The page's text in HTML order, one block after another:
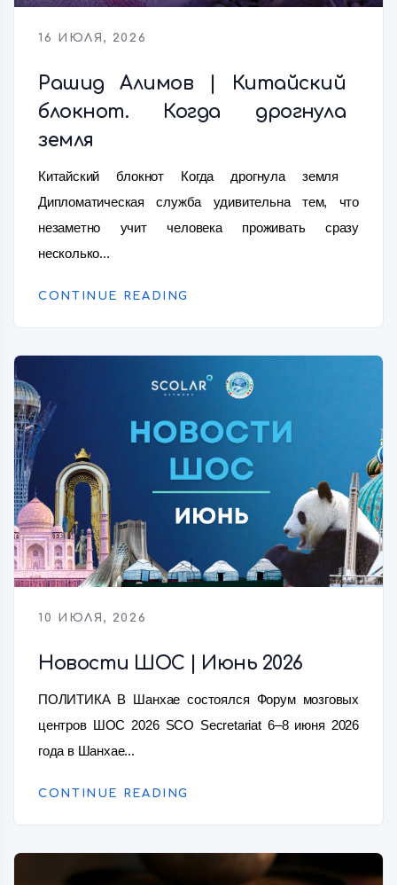
16 ИЮЛЯ, 2026
Рашид Алимов | Китайский
блокнот. Когда дрогнула
земля
Китайский блокнот Когда дрогнула земля
Дипломатическая служба удивительна тем, что
незаметно учит человека проживать сразу
несколько...
CONTINUE READING
10 ИЮЛЯ, 2026
Новости ШОС | Июнь 2026
ПОЛИТИКА В Шанхае состоялся Форум мозговых
центров ШОС 2026 SCO Secretariat 6–8 июня 2026
года в Шанхае...
CONTINUE READING